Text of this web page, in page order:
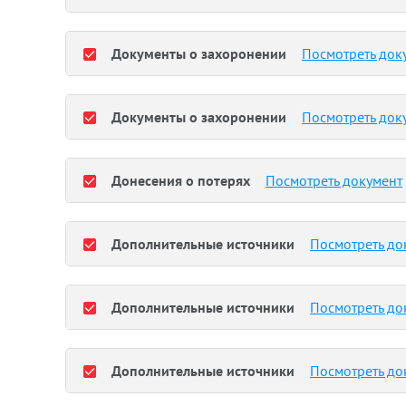
Документы о захоронении Посмотреть
Документы о захоронении Посмотреть
Донесения о потерях Посмотреть документ
Дополнительные источники Посмотреть
Дополнительные источники Посмотреть
Дополнительные источники Посмотреть